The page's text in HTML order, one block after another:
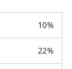
10%
22%